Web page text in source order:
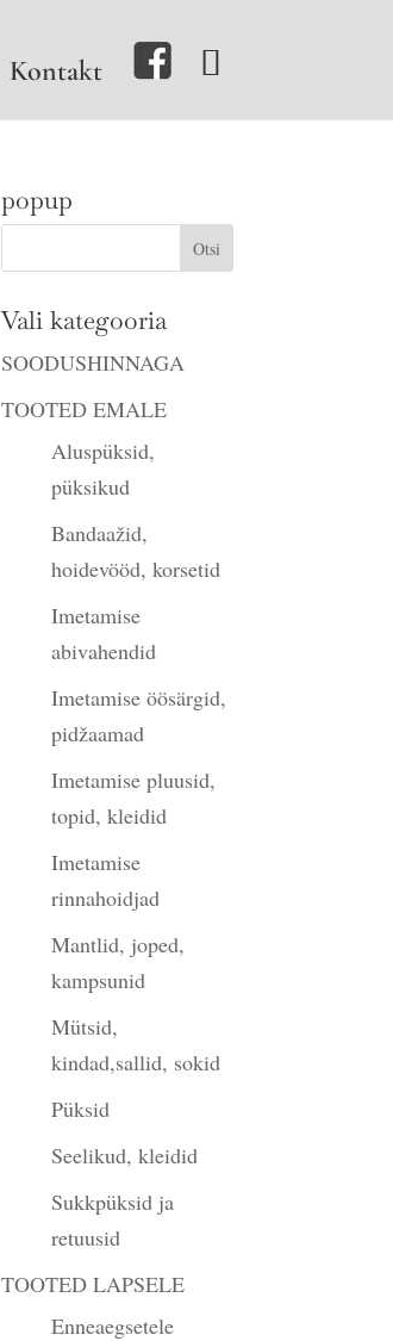
Kontakt
popup
Vali kategooria
SOODUSHINNAGA
TOOTED EMALE
Aluspüksid,
püksikud
Bandaažid,
hoidevööd, korsetid
Imetamise
abivahendid
Imetamise öösärgid,
pidžaamad
Imetamise pluusid,
topid, kleidid
Imetamise
rinnahoidjad
Mantlid, joped,
kampsunid
Mütsid,
kindad,sallid, sokid
Püksid
Seelikud, kleidid
Sukkpüksid ja
retuusid
TOOTED LAPSELE
Enneaegsetele